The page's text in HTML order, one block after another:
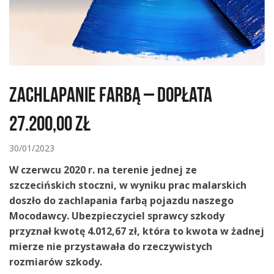
Zachlapanie farbą – dopłata
27.200,00 zł
30/01/2023
W czerwcu 2020 r. na terenie jednej ze
szczecińskich stoczni, w wyniku prac malarskich
doszło do zachlapania farbą pojazdu naszego
Mocodawcy. Ubezpieczyciel sprawcy szkody
przyznał kwotę 4.012,67 zł, która to kwota w żadnej
mierze nie przystawała do rzeczywistych
rozmiarów szkody.